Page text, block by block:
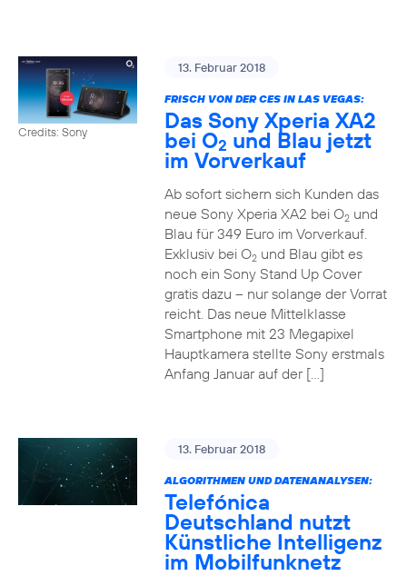
Credits: Sony
13. Februar 2018
FRISCH VON DER CES IN LAS VEGAS:
Das Sony Xperia XA2
bei O2 und Blau jetzt
im Vorverkauf
Ab sofort sichern sich Kunden das
neue Sony Xperia XA2 bei O2und
Blau für 349 Euro im Vorverkauf.
Exklusiv bei O2und Blau gibt es
noch ein Sony Stand Up Cover
gratis dazu – nur solange der Vorrat
reicht. Das neue Mittelklasse
Smartphone mit 23 Megapixel
Hauptkamera stellte Sony erstmals
Anfang Januar auf der […]
13. Februar 2018
ALGORITHMEN UND DATENANALYSEN:
Telefónica
Deutschland nutzt
Künstliche Intelligenz
im Mobilfunknetz